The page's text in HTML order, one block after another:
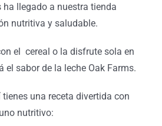
ha llegado a nuestra tienda
nutritiva y saludable.
el cereal o la disfrute sola en
el sabor de la leche Oak Farms.
tienes una receta divertida con
nutritivo: